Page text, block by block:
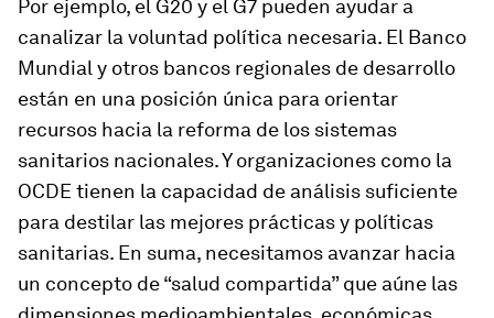
Por ejemplo, el G20 y el G7 pueden ayudar a
canalizar la voluntad política necesaria. El Banco
Mundial y otros bancos regionales de desarrollo
están en una posición única para orientar
recursos hacia la reforma de los sistemas
sanitarios nacionales. Y organizaciones como la
OCDE tienen la capacidad de análisis suficiente
para destilar las mejores prácticas y políticas
sanitarias. En suma, necesitamos avanzar hacia
un concepto de “salud compartida” que aúne las